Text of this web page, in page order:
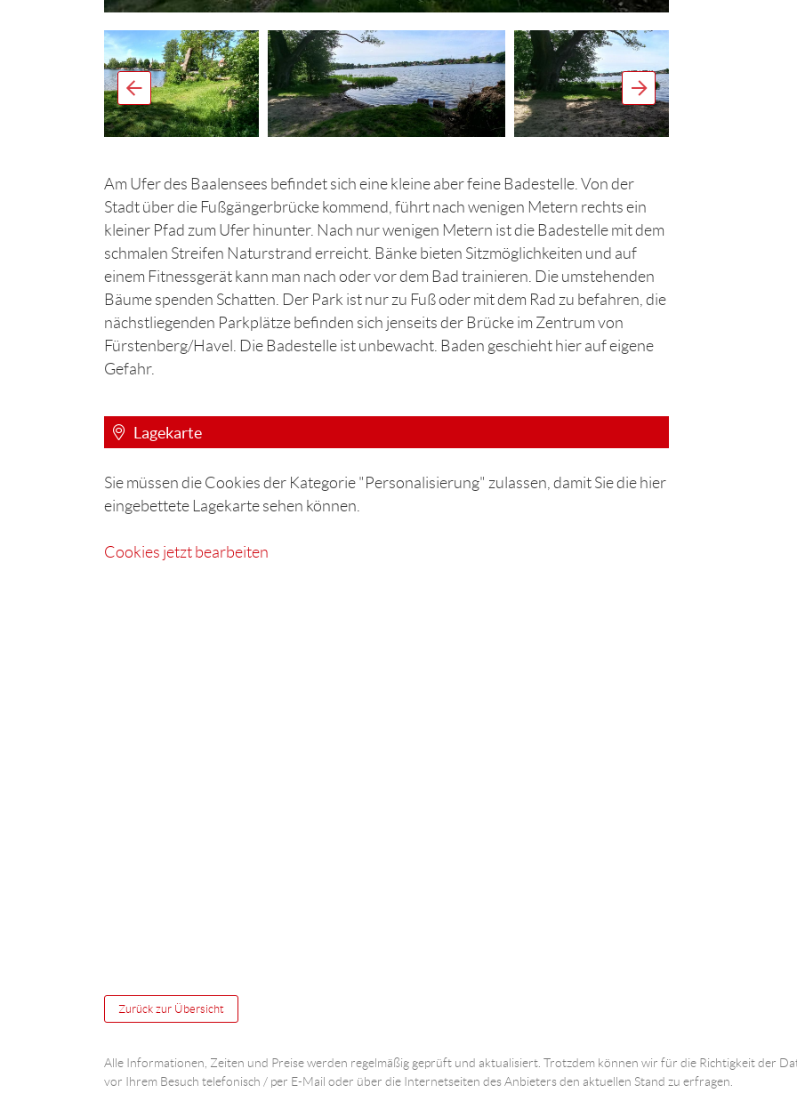
Am Ufer des Baalensees befindet sich eine kleine aber feine Badestelle. Von der
Stadt über die Fußgängerbrücke kommend, führt nach wenigen Metern rechts ein
kleiner Pfad zum Ufer hinunter. Nach nur wenigen Metern ist die Badestelle mit dem
schmalen Streifen Naturstrand erreicht. Bänke bieten Sitzmöglichkeiten und auf
einem Fitnessgerät kann man nach oder vor dem Bad trainieren. Die umstehenden
Bäume spenden Schatten. Der Park ist nur zu Fuß oder mit dem Rad zu befahren, die
nächstliegenden Parkplätze befinden sich jenseits der Brücke im Zentrum von
Fürstenberg/Havel. Die Badestelle ist unbewacht. Baden geschieht hier auf eigene
Gefahr.
Lagekarte
Sie müssen die Cookies der Kategorie "Personalisierung" zulassen, damit Sie die hier
eingebettete Lagekarte sehen können.
Cookies jetzt bearbeiten
Zurück zur Übersicht
Alle Informationen, Zeiten und Preise werden regelmäßig geprüft und aktualisiert. Trotzdem können wir für die Richtigkeit der
vor Ihrem Besuch telefonisch / per E-Mail oder über die Internetseiten des Anbieters den aktuellen Stand zu erfragen.